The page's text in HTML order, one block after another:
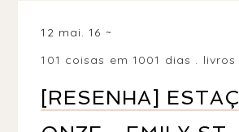
12 mai. 16
101 coisas em 1001 dias . livros
[RESENHA]